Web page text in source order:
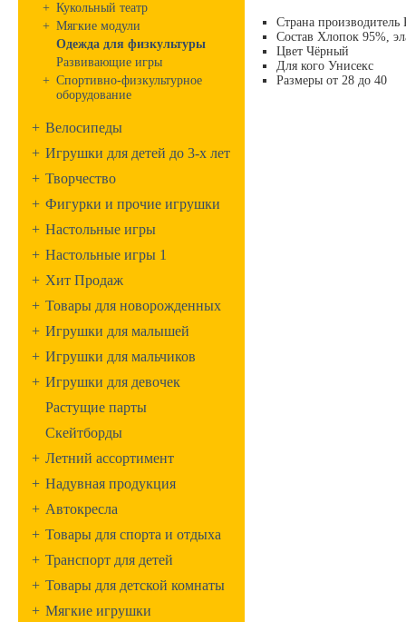
+ Кукольный театр
+ Мягкие модули
Одежда для физкультуры
Развивающие игры
+ Спортивно-физкультурное
оборудование
+ Велосипеды
+ Игрушки для детей до 3-х лет
+ Творчество
+ Фигурки и прочие игрушки
+ Настольные игры
+ Настольные игры 1
+ Хит Продаж
+ Товары для новорожденных
+ Игрушки для малышей
+ Игрушки для мальчиков
+ Игрушки для девочек
Растущие парты
Скейтборды
+ Летний ассортимент
+ Надувная продукция
+ Автокресла
+ Товары для спорта и отдыха
+ Транспорт для детей
+ Товары для детской комнаты
+ Мягкие игрушки
Страна производитель
Состав Хлопок 95%,
Цвет Чёрный
Для кого Унисекс
Размеры от 28 до 40